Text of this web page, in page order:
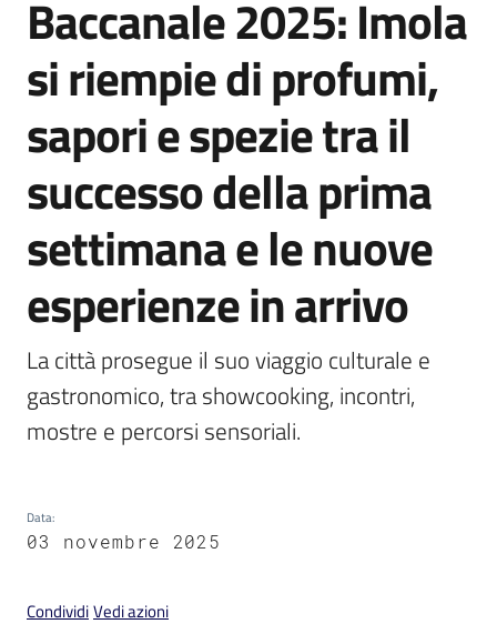
Servizi
Imola
i
i
t
a
r
m
o
a
Salta al contenuto
Baccanale 2025: Imola
si riempie di profumi,
sapori e spezie tra il
successo della prima
settimana e le nuove
esperienze in arrivo
La città prosegue il suo viaggio culturale e
gastronomico, tra showcooking, incontri,
mostre e percorsi sensoriali.
Data:
03 novembre 2025
CondividiVedi azioni